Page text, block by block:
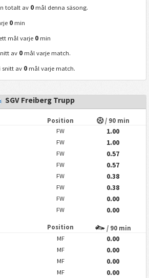
totalt av 0 mål denna säsong.
0 min
mål varje 0 min
av 0 mål varje match.
snitt av 0 mål varje match.
SGV Freiberg Trupp
Position / 90 min
FW
1.00
FW
1.00
FW
0.57
FW
0.57
FW
0.38
FW
0.38
FW
0.00
FW 0.00
Position / 90 min
MF
0.00
MF
0.00
MF
0.00
MF
0.00